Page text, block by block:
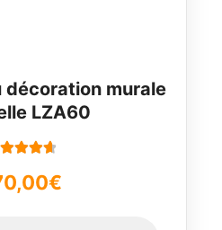
décoration murale
LZA60
sur 5
€